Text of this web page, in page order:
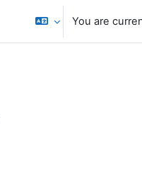
You are